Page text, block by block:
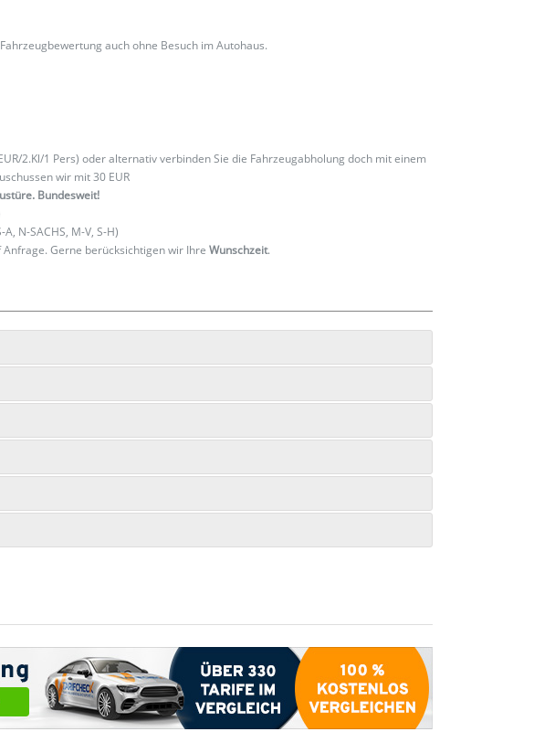
auch ohne Besuch im Autohaus.
2.Kl/1 Pers) oder alternativ verbinden Sie die Fahrzeugabholung doch mit einem
wir mit 30 EUR
Bundesweit!
A, N-SACHS, M-V, S-H)
Gerne berücksichtigen wir IhreWunschzeit.